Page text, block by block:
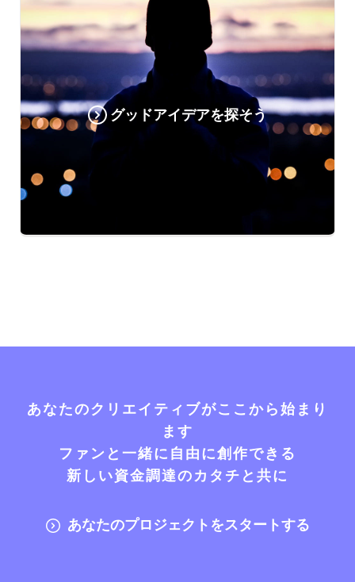
グッドアイデアを探そう
あなたのクリエイティブがここから始まり
ます
ファンと一緒に自由に創作できる
新しい資金調達のカタチと共に
あなたのプロジェクトをスタートする